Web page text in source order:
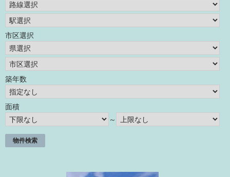
市区選択
築年数
面積
～